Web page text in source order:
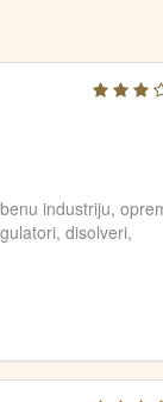
industriju,
disolveri,